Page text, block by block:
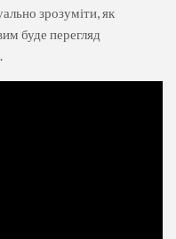
зрозуміти, як
буде перегляд